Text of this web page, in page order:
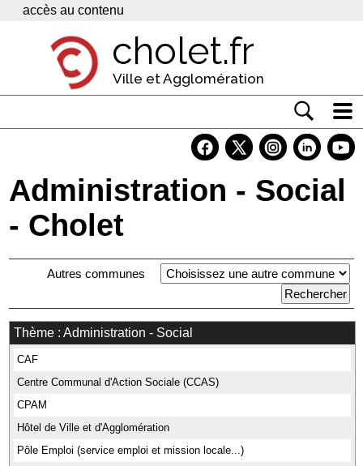
Panneau de gestion des cookies
accès au contenu
cholet.fr
Ville et Agglomération
Vivre à Cholet
Economie
Contacts
Administration - Social
- Cholet
Autres communes
Thème : Administration - Social
CAF
Centre Communal d'Action Sociale (CCAS)
CPAM
Hôtel de Ville et d'Agglomération
Pôle Emploi (service emploi et mission locale...)